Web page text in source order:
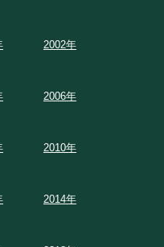
2002年
2006年
2010年
2014年